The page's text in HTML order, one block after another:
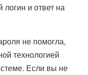
логин и ответ на
не помогла,
технологией
Если вы не